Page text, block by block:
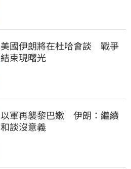
美國伊朗將在杜哈會談　戰爭
結束現曙光
以軍再襲黎巴嫩　伊朗：繼續
和談沒意義